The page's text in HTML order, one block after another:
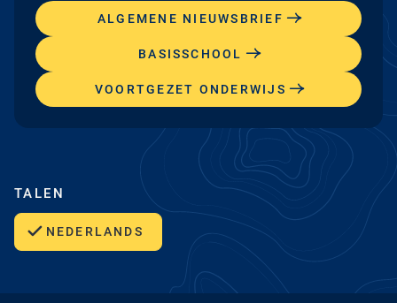
ALGEMENE NIEUWSBRIEF
BASISSCHOOL
VOORTGEZET ONDERWIJS
TALEN
NEDERLANDS